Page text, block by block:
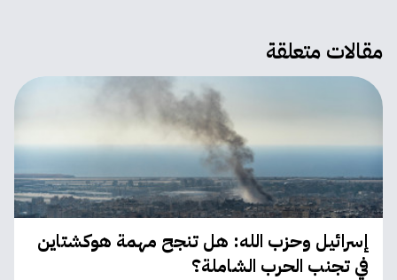
مقالات متعلقة
إسرائيل وحزب الله: هل تنجح مهمة هوكشتاين
في تجنب الحرب الشاملة؟